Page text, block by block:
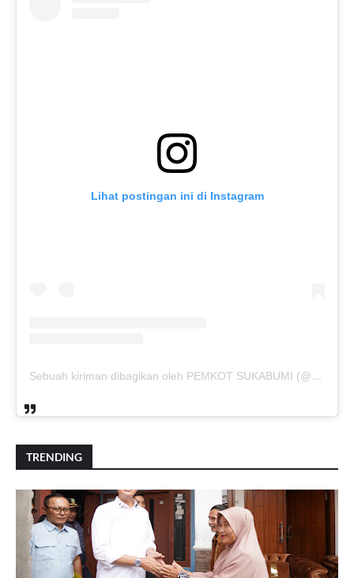
Lihat postingan ini di Instagram
Sebuah kiriman dibagikan oleh PEMKOT SUKABUMI (@pemkotsukabumi_)
TRENDING